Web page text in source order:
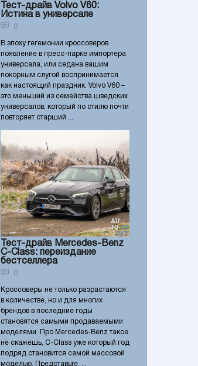
Тест-драйв Volvo V60:
Истина в универсале
0
В эпоху гегемонии кроссоверов
появление в пресс-парке импортера
универсала, или седана вашим
покорным слугой воспринимается
как настоящий праздник. Volvo V60 –
это меньший из семейства шведских
универсалов, который по стилю почти
повторяет старший ...
Тест-драйв Mercedes-Benz
C-Class: переиздание
бестселлера
0
Кроссоверы не только разрастаются
в количестве, но и для многих
брендов в последние годы
становятся самыми продаваемыми
моделями. Про Mercedes-Benz такое
не скажешь, C-Class уже который год
подряд становится самой массовой
моделью. Представьте, ...